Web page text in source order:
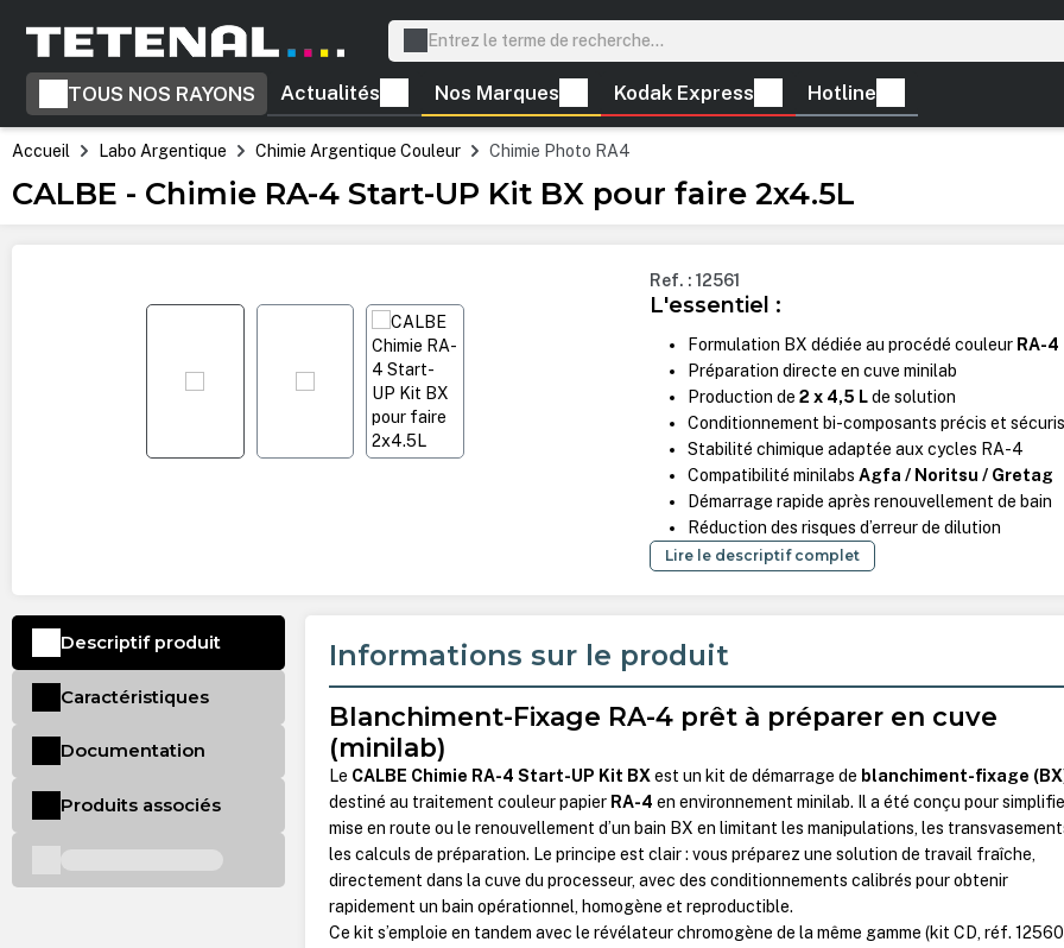
Passer à la navigation principale
TOUS NOS RAYONS Actualités Nos Marques Kodak Express Hotline
Accueil Labo Argentique Chimie Argentique Couleur Chimie Photo RA4
CALBE - Chimie RA-4 Start-UP Kit BX pour faire 2x4.5L
Ref. : 12561
L'essentiel :
Formulation BX dédiée au procédé couleur RA-4
Préparation directe en cuve minilab
Production de2 x 4,5 Lde solution
Conditionnement bi-composants précis et
Stabilité chimique adaptée aux cycles RA-4
Compatibilité minilabsAgfa / Noritsu / Gretag
Démarrage rapide après renouvellement de bain
Réduction des risques d’erreur de dilution
Lire le descriptif complet
Informations sur le produit
Blanchiment-Fixage RA-4 prêt à préparer en cuve
(minilab)
Le CALBE Chimie RA-4 Start-UP Kit BXest un kit de démarrage de blanchiment-fixage
destiné au traitement couleur papier RA-4 en environnement minilab. Il a été conçu pour
mise en route ou le renouvellement d’un bain BX en limitant les manipulations, les
les calculs de préparation. Le principe est clair : vous préparez une solution de travail fraîche,
directement dans la cuve du processeur, avec des conditionnements calibrés pour obtenir
rapidement un bain opérationnel, homogène et reproductible.
Ce kit s’emploie en tandem avec le révélateur chromogène de la même gamme (kit CD, réf.
Descriptif produit
Caractéristiques
Documentation
Produits associés